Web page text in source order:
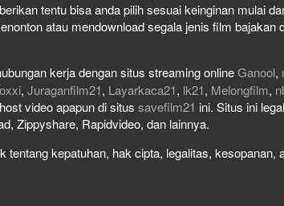
tentu bisa anda pilih sesuai keinginan mulai
atau mendownload segala jenis film
kerja dengan situs streaming onlineGanool,
, Juraganfilm21, Layarkaca21, lk21, Melongfilm,
video apapun di situs savefilm21 ini. Situs ini
Zippyshare, Rapidvideo, dan lainnya.
tentang kepatuhan, hak cipta, legalitas,